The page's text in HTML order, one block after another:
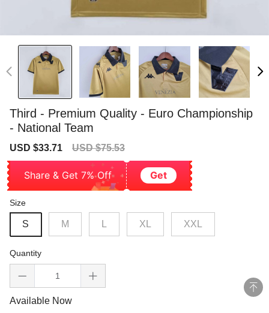
Third - Premium Quality - Euro Championship
- National Team
Sale
USD $33.71
Regular
USD $75.53
Share & Get 7% Off Get
Size
S M XL XXL
Quantity
Available Now